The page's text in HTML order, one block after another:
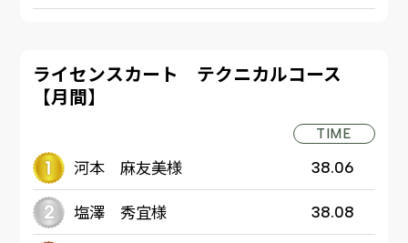
ライセンスカート テクニカルコース
【月間】
TIME
河本 麻友美様 38.06
塩澤 秀宜様 38.08